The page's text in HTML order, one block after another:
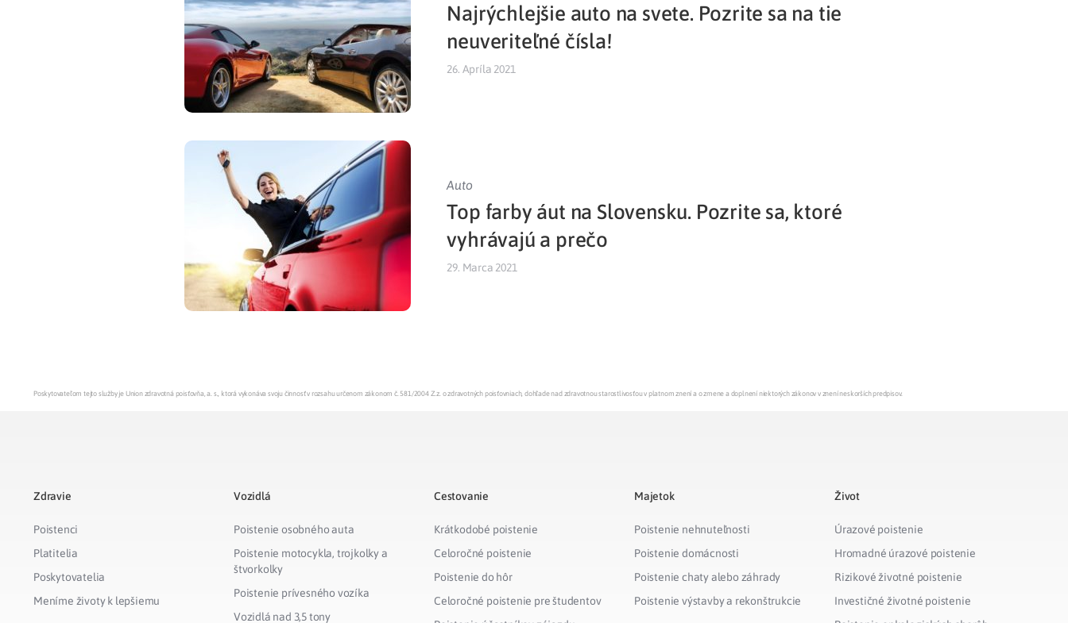
Najrýchlejšie auto na svete. Pozrite sa na tie
neuveriteľné čísla!
26. Apríla 2021
Auto
Top farby áut na Slovensku. Pozrite sa, ktoré
vyhrávajú a prečo
29. Marca 2021
Poskytovateľom tejto služby je Union zdravotná poisťovňa, a. s., ktorá vykonáva svoju činnosť v rozsahu určenom zákonom č. 581/2004 Z.z. o zdravotných poisťovniach, dohľade nad zdravotnou starostlivosťou v platnom znení a o zmene a doplnení niektorých zákonov v znení neskorších predpisov.
Zdravie
Poistenci
Platitelia
Poskytovatelia
Meníme životy k lepšiemu
Vozidlá
Poistenie osobného auta
Poistenie motocykla, trojkolky a
štvorkolky
Poistenie prívesného vozíka
Vozidlá nad 3,5 tony
Cestovanie
Krátkodobé poistenie
Celoročné poistenie
Poistenie do hôr
Celoročné poistenie pre študentov
Majetok
Poistenie nehnuteľnosti
Poistenie domácnosti
Poistenie chaty alebo záhrady
Poistenie výstavby a rekonštrukcie
Život
Úrazové poistenie
Hromadné úrazové poistenie
Rizikové životné poistenie
Investičné životné poistenie